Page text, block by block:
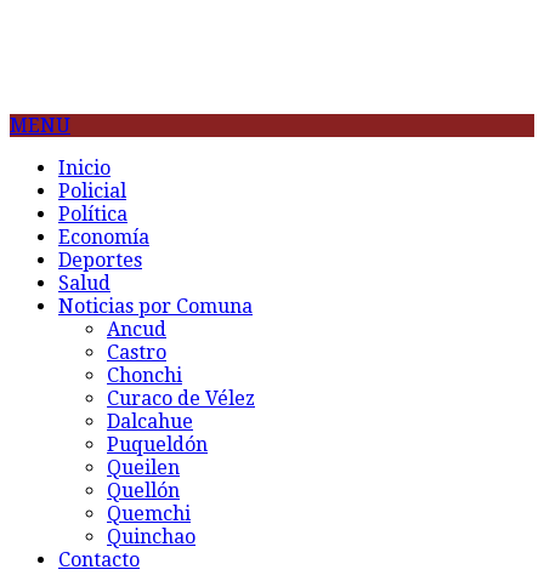
MENU
Inicio
Policial
Política
Economía
Deportes
Salud
Noticias por Comuna
Ancud
Castro
Chonchi
Curaco de Vélez
Dalcahue
Puqueldón
Queilen
Quellón
Quemchi
Quinchao
Contacto